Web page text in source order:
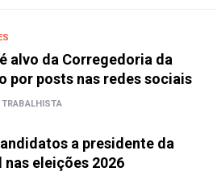
alvo da Corregedoria da
por posts nas redes sociais
TRABALHISTA
a presidente da
nas eleições 2026